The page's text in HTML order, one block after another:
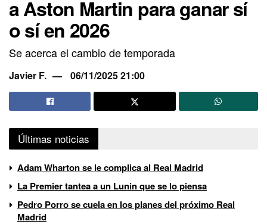
a Aston Martin para ganar sí
o sí en 2026
Se acerca el cambio de temporada
Javier F. 06/11/2025 21:00
Últimas noticias
Adam Wharton se le complica al Real Madrid
La Premier tantea a un Lunin que se lo piensa
Pedro Porro se cuela en los planes del próximo Real
Madrid